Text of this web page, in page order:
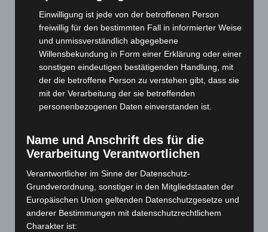
Juli 2025
Juni 2025 (103)
Mai 2025 (112)
April 2025(88)
März 2025(111)
Februar 2025(96)
Januar 2025(88)
November 2024 (94)
September 2024(112)
August 2024(107)
Juli 2024
(89)
Einwilligung ist jede von der betroffenen Person
freiwillig für den bestimmten Fall in informierter Weise
und unmissverständlich abgegebene
Willensbekundung in Form einer Erklärung oder einer
sonstigen eindeutigen bestätigenden Handlung, mit
der die betroffene Person zu verstehen gibt, dass sie
mit der Verarbeitung der sie betreffenden
personenbezogenen Daten einverstanden ist.
Name und Anschrift des für die
Verarbeitung Verantwortlichen
Verantwortlicher im Sinne der Datenschutz-
Grundverordnung, sonstiger in den Mitgliedstaaten der
Europäischen Union geltenden Datenschutzgesetze und
anderer Bestimmungen mit datenschutzrechtlichem
Charakter ist: